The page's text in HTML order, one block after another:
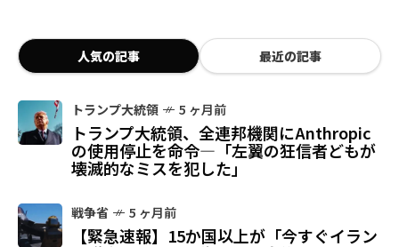
人気の記事 最近の記事
トランプ大統領 5 ヶ月前
トランプ大統領、全連邦機関にAnthropic
の使用停止を命令—「左翼の狂信者どもが
壊滅的なミスを犯した」
戦争省 5 ヶ月前
【緊急速報】15か国以上が「今すぐイラン